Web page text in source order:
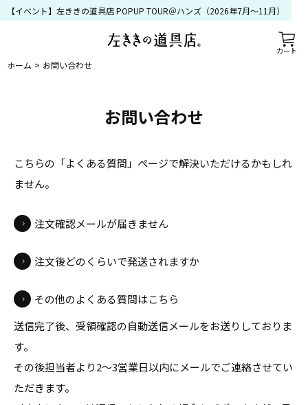
カート
【イベント】左ききの道具店 POPUP TOUR＠ハンズ（2026年7月〜11月）
ホーム お問い合わせ
お問い合わせ
こちらの「よくある質問」ページで解決いただけるかもしれ
ません。
注文確認メールが届きません
注文後どのくらいで発送されますか
その他のよくある質問はこちら
送信完了後、受領確認の自動送信メールをお送りしておりま
す。
その後担当者より2〜3営業日以内にメールでご連絡させてい
ただきます。